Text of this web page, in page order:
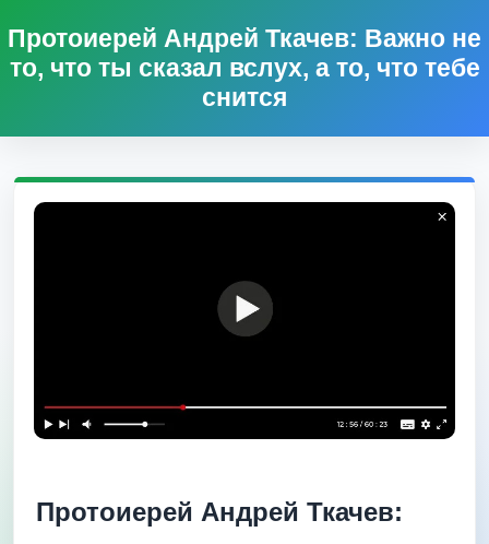
Протоиерей Андрей Ткачев: Важно не
то, что ты сказал вслух, а то, что тебе
снится
Протоиерей Андрей Ткачев: